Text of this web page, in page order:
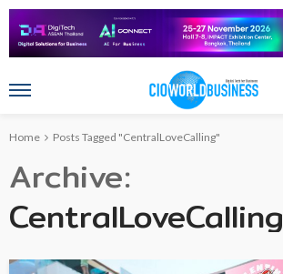
Home Posts Tagged "CentralLoveCalling"
Archive
CentralLoveCalling